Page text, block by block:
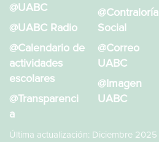
@UABC
@UABC Radio
@Calendario de
actividades
escolares
@Transparenci
a
@Contraloría
Social
@Correo
UABC
@Imagen
UABC
Última actualización: Diciembre 2025